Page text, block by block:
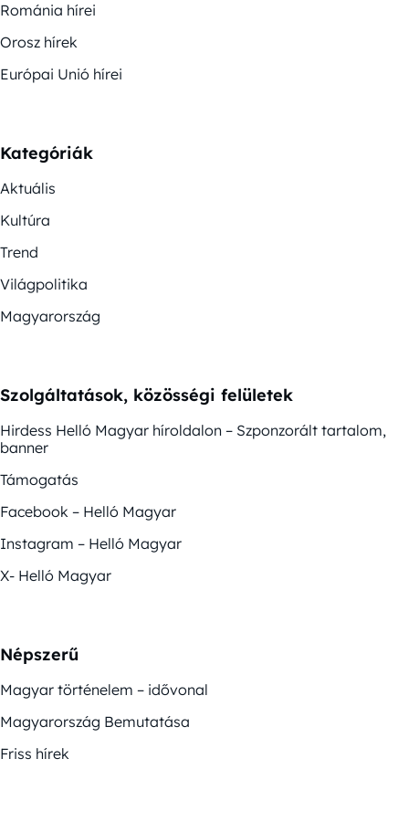
Románia hírei
Orosz hírek
Európai Unió hírei
Kategóriák
Aktuális
Kultúra
Trend
Világpolitika
Magyarország
Szolgáltatások, közösségi felületek
Hirdess Helló Magyar híroldalon – Szponzorált tartalom,
banner
Támogatás
Facebook – Helló Magyar
Instagram – Helló Magyar
X- Helló Magyar
Népszerű
Magyar történelem – idővonal
Magyarország Bemutatása
Friss hírek